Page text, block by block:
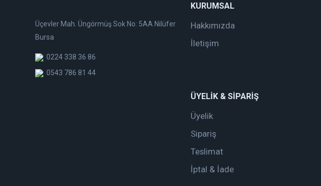
Üçevler Mah. Üngörmüş Sok No: 5AA Nilüfer
Bursa
0224 338 36 86
0543 786 81 44
KURUMSAL
Hakkımızda
İletişim
ÜYELİK & SİPARİŞ
Üyelik
Sipariş
Teslimat
İptal & İade